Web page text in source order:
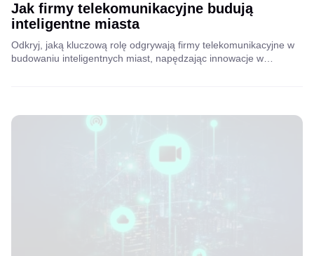
Jak firmy telekomunikacyjne budują
inteligentne miasta
Odkryj, jaką kluczową rolę odgrywają firmy telekomunikacyjne w
budowaniu inteligentnych miast, napędzając innowacje w